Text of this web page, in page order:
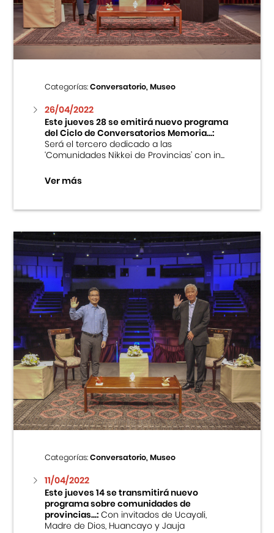
Centro Cultural Peruano Japonés
Museo de la Inmigración Japonesa
Fondo Editorial
Teatro Peruano Japonés
Categorías:Conversatorio, Museo
26/04/2022
Este jueves 28 se emitirá nuevo programa
del Ciclo de Conversatorios Memoria...:
Será el tercero dedicado a las
‘Comunidades Nikkei de Provincias’ con in...
Ver más
Categorías:Conversatorio, Museo
11/04/2022
Este jueves 14 se transmitirá nuevo
programa sobre comunidades de
provincias...:Con invitados de Ucayali,
Madre de Dios, Huancayo y Jauja